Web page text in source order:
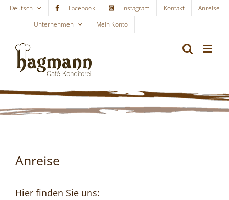
Skip
content
Deutsch Facebook Instagram Kontakt
Anreise
Unternehmen
Mein Konto
Anreise
Hier finden Sie uns: